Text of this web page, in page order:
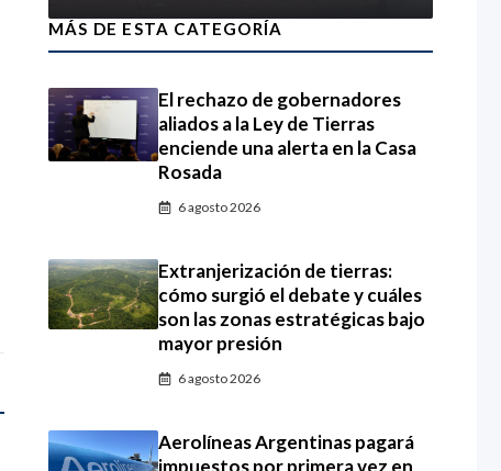
MÁS DE ESTA CATEGORÍA
El rechazo de gobernadores
aliados a la Ley de Tierras
enciende una alerta en la Casa
Rosada
6 agosto 2026
Extranjerización de tierras:
cómo surgió el debate y cuáles
son las zonas estratégicas bajo
mayor presión
6 agosto 2026
Aerolíneas Argentinas pagará
impuestos por primera vez en